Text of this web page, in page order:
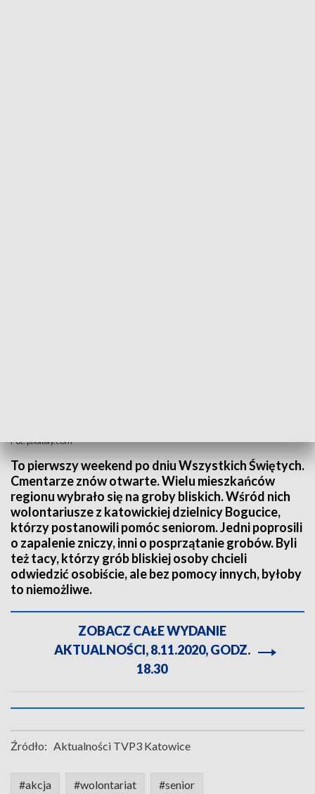
Fot. pixabay.com
To pierwszy weekend po dniu Wszystkich Świętych.
Cmentarze znów otwarte. Wielu mieszkańców
regionu wybrało się na groby bliskich. Wśród nich
wolontariusze z katowickiej dzielnicy Bogucice,
którzy postanowili pomóc seniorom. Jedni poprosili
o zapalenie zniczy, inni o posprzątanie grobów. Byli
też tacy, którzy grób bliskiej osoby chcieli
odwiedzić osobiście, ale bez pomocy innych, byłoby
to niemożliwe.
ZOBACZ CAŁE WYDANIE
AKTUALNOŚCI, 8.11.2020, GODZ.
18.30
Źródło: Aktualności TVP3 Katowice
#akcja #wolontariat #senior